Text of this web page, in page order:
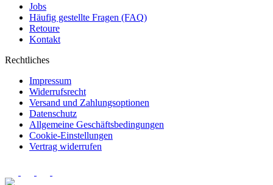
Jobs
Häufig gestellte Fragen (FAQ)
Retoure
Kontakt
Rechtliches
Impressum
Widerrufsrecht
Versand und Zahlungsoptionen
Datenschutz
Allgemeine Geschäftsbedingungen
Cookie-Einstellungen
Vertrag widerrufen